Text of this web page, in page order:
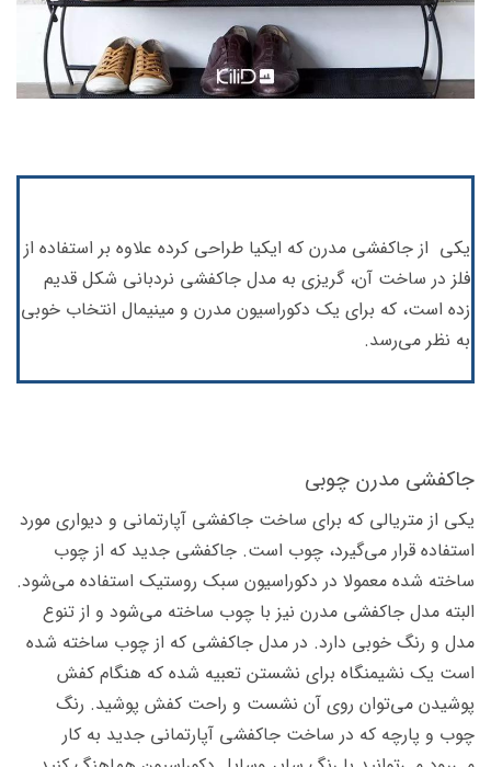
یکی از جاکفشی مدرن که ایکیا طراحی کرده علاوه بر استفاده از
فلز در ساخت آن، گریزی به مدل جاکفشی نردبانی شکل قدیم
زده است، که برای یک دکوراسیون مدرن و مینیمال انتخاب خوبی
به نظر می‌رسد.
جاکفشی مدرن چوبی
یکی از متریالی که برای ساخت جاکفشی آپارتمانی و دیواری مورد
استفاده قرار می‌گیرد، چوب است. جاکفشی جدید که از چوب
ساخته شده معمولا در دکوراسیون سبک روستیک استفاده می‌شود.
البته مدل جاکفشی مدرن نیز با چوب ساخته می‌‎شود و از تنوع
مدل و رنگ خوبی دارد. در مدل جاکفشی که از چوب ساخته شده
است یک نشیمنگاه برای نشستن تعبیه شده که هنگام کفش
پوشیدن می‌توان روی آن نشست و راحت کفش پوشید. رنگ
چوب و پارچه که در ساخت جاکفشی آپارتمانی جدید به کار